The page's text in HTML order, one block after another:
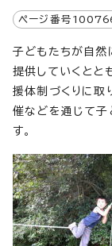
ページ番号
子どもたちが自然
提供していくとと
援体制づくりに取
催などを通じて子
す。